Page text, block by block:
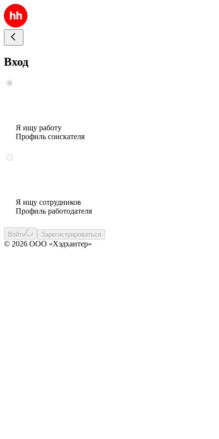
Вход
Я ищу работу
Профиль соискателя
Я ищу сотрудников
Профиль работодателя
Войти Зарегистрироваться
© 2026 ООО «Хэдхантер»